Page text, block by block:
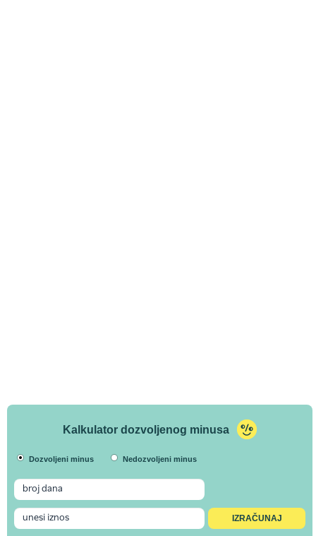
Kalkulator dozvoljenog minusa
Dozvoljeni minus Nedozvoljeni minus